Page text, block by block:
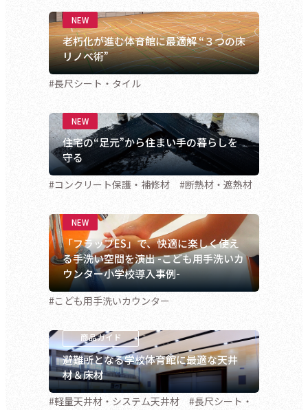
老朽化が進む体育館に最適解 “３つの床
リノベ術”
#長尺シート・タイル
住宅の“足元”から住まい手の暮らしを
守る
#コンクリート保護・補修材 #断熱材・遮熱材
「フラップES」で、快適に楽しく使え
る手洗い空間を演出 -こども用手洗いカ
ウンター小学校導入事例-
#こども用手洗いカウンター
避難所となる学校体育館に最適な天井
材＆床材
#軽量天井材・システム天井材 #長尺シート・